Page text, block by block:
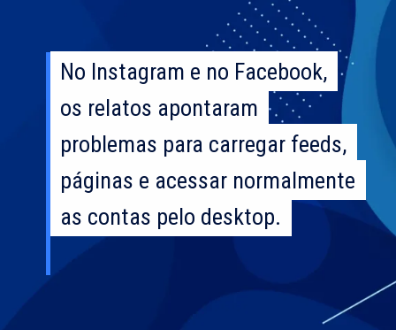
No Instagram e no Facebook,
os relatos apontaram
problemas para carregar feeds,
páginas e acessar normalmente
as contas pelo desktop.
No Instagram e no Facebook,
os relatos apontaram
problemas para carregar feeds,
páginas e acessar normalmente
as contas pelo desktop.